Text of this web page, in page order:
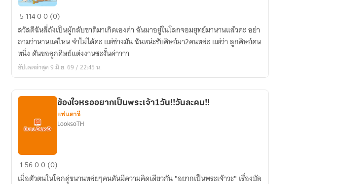
ถึง
แม้
ฉัน
จะ
เป็น
เซียน
เอง
สาว
นะ
5 11400 (0)
สวัสดีฉันลี่ถังเป็นผู้กลับชาติมาเกิดเองค่า ฉันมาอยู่ในโลกจอมยุทย์มานานแล้วคะ อย่า
ถามว่านานแค่ไหน จำไม่ได้คะ แต่ช่างมัน ฉันหน่ะรับศิษย์มา2คนหล่ะ แต่ว่า ลูกศิษย์คน
หนึ่ง ดันขอลูกศิษย์แต่งงานซะงั้นค่าาาา
อัปเดตล่าสุด 9 มิ.ย. 69 / 22:45 น.
ข้องใจ
หรอ
ข้องใจหรออยากเป็นพระเจ้า1วัน!!วันละคน!!
แฟนตาซี
LooksoTH
1 5600 (0)
เมื่อตัวตนในโลกคู่ขนานหล่ยๆคนดันมีความคิดเดียวกัน "อยากเป็นพระเจ้าวะ" เรื่องบัล